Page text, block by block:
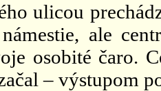
ulicou
ale
osobité čaro.
– výstupom